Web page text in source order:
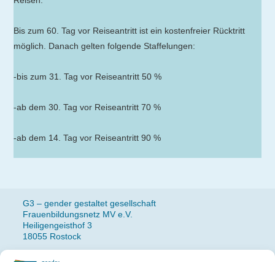
Bis zum 60. Tag vor Reiseantritt ist ein kostenfreier Rücktritt
möglich. Danach gelten folgende Staffelungen:
-bis zum 31. Tag vor Reiseantritt 50 %
-ab dem 30. Tag vor Reiseantritt 70 %
-ab dem 14. Tag vor Reiseantritt 90 %
G3 – gender gestaltet gesellschaft
Frauenbildungsnetz MV e.V.
Heiligengeisthof 3
18055 Rostock